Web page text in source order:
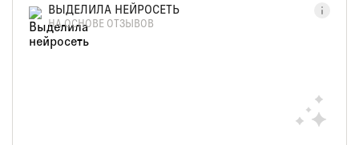
ВЫДЕЛИЛА НЕЙРОСЕТЬ
НА ОСНОВЕ ОТЗЫВОВ